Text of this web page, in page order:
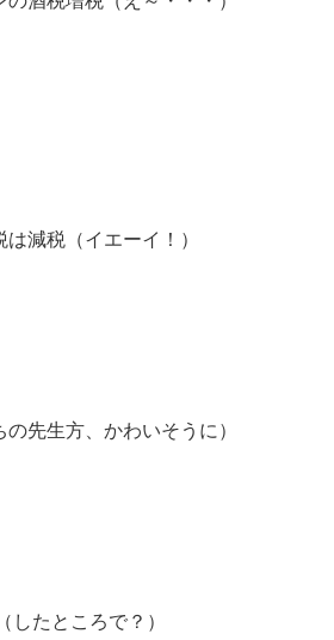
減税（イエーイ！）
先生方、かわいそうに）
たところで？）